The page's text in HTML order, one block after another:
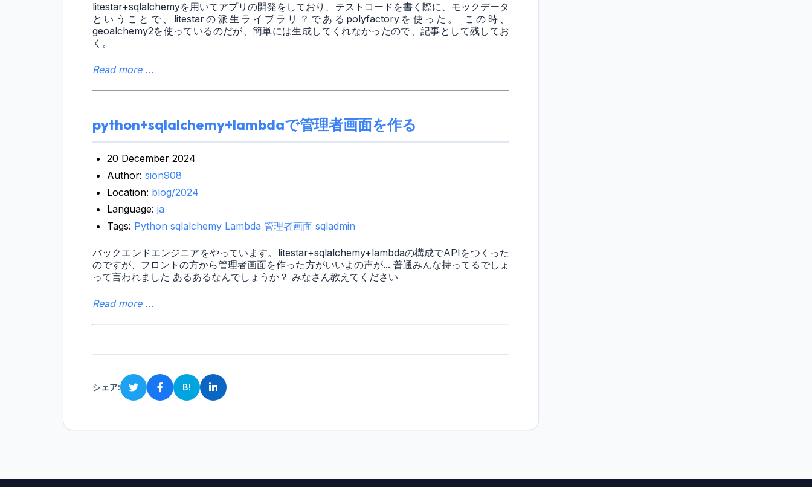
litestar+sqlalchemyを用いてアプリの開発をしており、テストコードを書く際に、モックデータ
ということで、litestarの派生ライブラリ？であるpolyfactoryを使った。 この時、
geoalchemy2を使っているのだが、簡単には生成してくれなかったので、記事として残してお
く。
Read more ...
python+sqlalchemy+lambdaで管理者画面を作る
20 December 2024
Author: sion908
Location: blog/2024
Language: ja
Tags: Python sqlalchemy Lambda 管理者画面 sqladmin
バックエンドエンジニアをやっています。litestar+sqlalchemy+lambdaの構成でAPIをつくった
のですが、フロントの方から管理者画面を作った方がいいよの声が... 普通みんな持ってるでしょ
って言われました あるあるなんでしょうか？ みなさん教えてください
Read more ...
シェア: B!